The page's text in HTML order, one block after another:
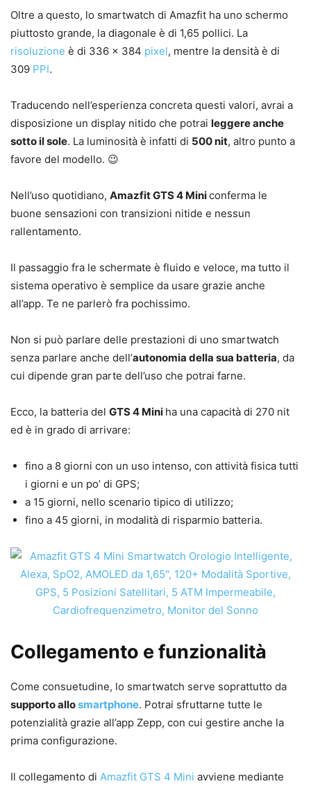
Oltre a questo, lo smartwatch di Amazfit ha uno schermo
piuttosto grande, la diagonale è di 1,65 pollici. La
risoluzione è di 336 x 384 pixel, mentre la densità è di
309 PPI.
Traducendo nell’esperienza concreta questi valori, avrai a
disposizione un display nitido che potrai leggere anche
sotto il sole. La luminosità è infatti di 500 nit, altro punto a
favore del modello. 😉
Nell’uso quotidiano, Amazfit GTS 4 Miniconferma le
buone sensazioni con transizioni nitide e nessun
rallentamento.
Il passaggio fra le schermate è fluido e veloce, ma tutto il
sistema operativo è semplice da usare grazie anche
all’app. Te ne parlerò fra pochissimo.
Non si può parlare delle prestazioni di uno smartwatch
senza parlare anche dell’autonomia della sua batteria, da
cui dipende gran parte dell’uso che potrai farne.
Ecco, la batteria del GTS 4 Mini ha una capacità di 270 nit
ed è in grado di arrivare:
fino a 8 giorni con un uso intenso, con attività fisica tutti
i giorni e un po’ di GPS;
a 15 giorni, nello scenario tipico di utilizzo;
fino a 45 giorni, in modalità di risparmio batteria.
Collegamento e funzionalità
Come consuetudine, lo smartwatch serve soprattutto da
supporto allosmartphone. Potrai sfruttarne tutte le
potenzialità grazie all’app Zepp, con cui gestire anche la
prima configurazione.
Il collegamento di Amazfit GTS 4 Mini avviene mediante